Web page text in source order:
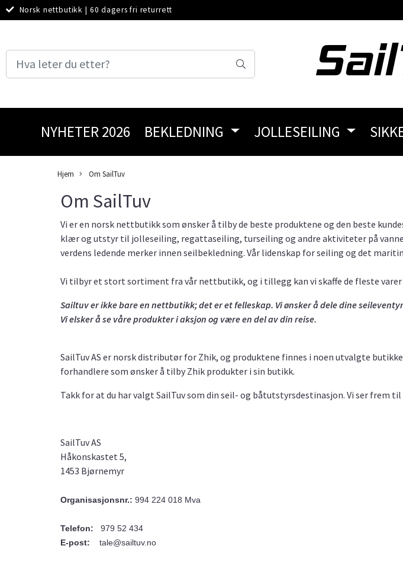
Norsk nettbutikk | 60 dagers fri returrett
NYHETER 2026 BEKLEDNING JOLLESEILING
Hjem Om SailTuv
Om SailTuv
Vi er en norsk nettbutikk som ønsker å tilby de beste produktene og den beste
klær og utstyr til jolleseiling, regattaseiling, turseiling og andre aktiviteter på
verdens ledende merker innen seilbekledning. Vår lidenskap for seiling og det
Vi tilbyr et stort sortiment fra vår nettbutikk, og i tillegg kan vi skaffe de fleste
Sailtuv er ikke bare en nettbutikk; det er et felleskap. Vi ønsker å dele dine
Vi elsker å se våre produkter i aksjon og være en del av din reise.
SailTuv AS er norsk distributør for Zhik, og produktene finnes i noen utvalgte
forhandlere som ønsker å tilby Zhik produkter i sin butikk.
Takk for at du har valgt SailTuv som din seil- og båtutstyrsdestinasjon. Vi ser frem
SailTuv AS
Håkonskastet 5,
1453 Bjørnemyr
Organisasjonsnr.: 994 224 018 Mva
Telefon: 979 52 434
E-post: tale@sailtuv.no